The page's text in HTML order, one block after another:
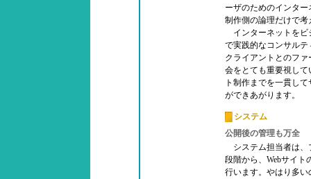
ーザのためのインタ
制作側の論理だけで
インターネットをビ
で実践的なコンサル
クライアントとのフ
会をとても重要視して
ト制作までを一貫し
ができあがります。
システム
公開後の管理も万全
システム担当者は、
段階から、Webサイ
行います。やはり多